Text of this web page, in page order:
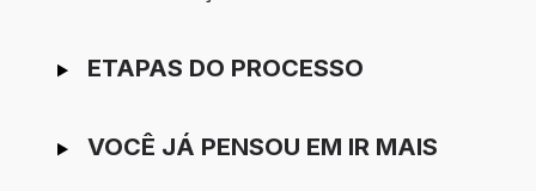
ETAPAS DO PROCESSO
VOCÊ JÁ PENSOU EM IR MAIS